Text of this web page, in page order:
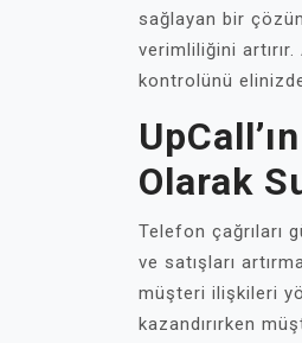
sağlayan bir
verimliliğini artırır.
kontrolünü
Olarak
Telefon çağrıları
ve satışları
müşteri ilişkileri
kazandırırken